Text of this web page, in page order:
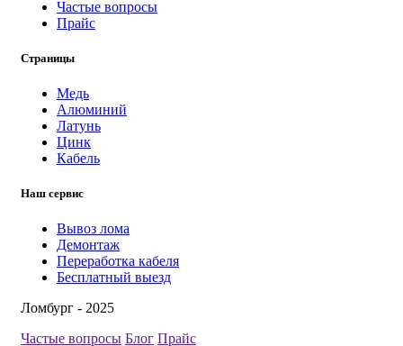
Частые вопросы
Прайс
Страницы
Медь
Алюминий
Латунь
Цинк
Кабель
Наш сервис
Вывоз лома
Демонтаж
Переработка кабеля
Бесплатный выезд
Ломбург - 2025
Частые вопросы Блог Прайс